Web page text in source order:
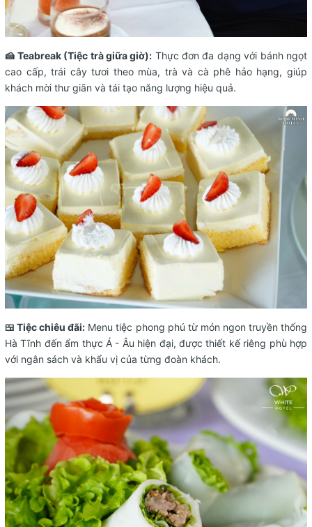
🍰 Teabreak (Tiệc trà giữa giờ): Thực đơn đa dạng với bánh ngọt
cao cấp, trái cây tươi theo mùa, trà và cà phê hảo hạng, giúp
khách mời thư giãn và tái tạo năng lượng hiệu quả.
🍱 Tiệc chiêu đãi: Menu tiệc phong phú từ món ngon truyền thống
Hà Tĩnh đến ẩm thực Á - Âu hiện đại, được thiết kế riêng phù hợp
với ngân sách và khẩu vị của từng đoàn khách.